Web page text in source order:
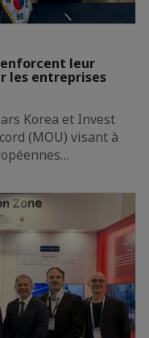
leur
les entreprises
Korea et Invest
(MOU) visant à